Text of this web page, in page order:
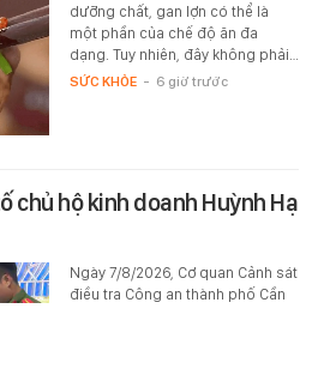
dưỡng chất, gan lợn có thể là
một phần của chế độ ăn đa
dạng. Tuy nhiên, đây không phải…
SỨC KHỎE - 6 giờ trước
chủ hộ kinh doanh Huỳnh Hạ
Ngày 7/8/2026, Cơ quan Cảnh sát
điều tra Công an thành phố Cần